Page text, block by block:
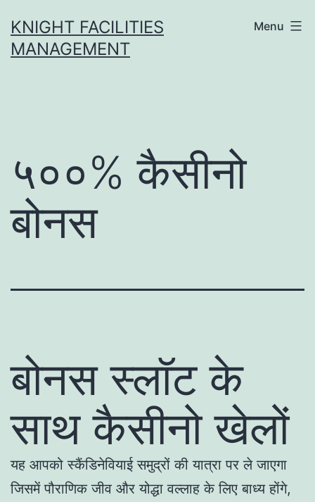
to
content
KNIGHT FACILITIES
MANAGEMENT
Menu
५००% कैसीनो
बोनस
बोनस स्लॉट के
साथ कैसीनो खेलों
यह आपको स्कैंडिनेवियाई समुद्रों की यात्रा पर ले जाएगा
जिसमें पौराणिक जीव और योद्धा वल्लाह के लिए बाध्य होंगे,